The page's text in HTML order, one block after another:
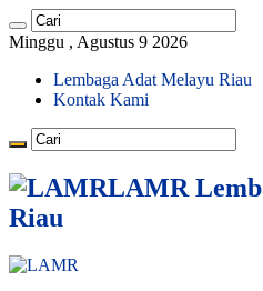
Minggu , Agustus 9 2026
Lembaga Adat Melayu Riau
Kontak Kami
LAMR
Riau